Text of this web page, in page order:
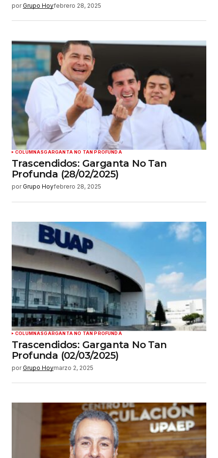
por Grupo Hoyfebrero 28, 2025
COLUMNASGARGANTA NO TAN PROFUNDA
Trascendidos: Garganta No Tan
Profunda (28/02/2025)
por Grupo Hoyfebrero 28, 2025
COLUMNASGARGANTA NO TAN PROFUNDA
Trascendidos: Garganta No Tan
Profunda (02/03/2025)
por Grupo Hoymarzo 2, 2025